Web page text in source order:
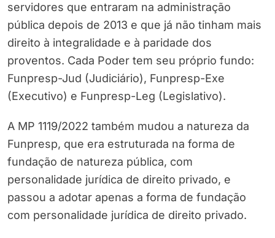
servidores que entraram na administração
pública depois de 2013 e que já não tinham mais
direito à integralidade e à paridade dos
proventos. Cada Poder tem seu próprio fundo:
Funpresp-Jud (Judiciário), Funpresp-Exe
(Executivo) e Funpresp-Leg (Legislativo).
A MP 1119/2022 também mudou a natureza da
Funpresp, que era estruturada na forma de
fundação de natureza pública, com
personalidade jurídica de direito privado, e
passou a adotar apenas a forma de fundação
com personalidade jurídica de direito privado.